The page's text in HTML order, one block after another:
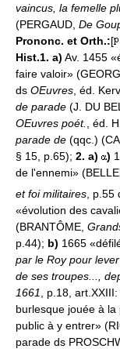
vaincus, la femelle
(PERGAUD, De
Prononc. et Orth.:[
Hist.1. a) Av. 1455
faire valoir»
ds OEuvres, éd.
de parade (J. DU
OEuvres poét., éd.
parade de (qqc.)
§ 15, p.65); 2. a) )
de l'ennemi»
et foi militaires , p.55
«évolution des
(BRANTÔME,
p.44); b) 1665
par le Roy pour
de ses troupes...,
1661
, p.18, art.XXIII:
burlesque jouée à
public à y entrer»
parade ds